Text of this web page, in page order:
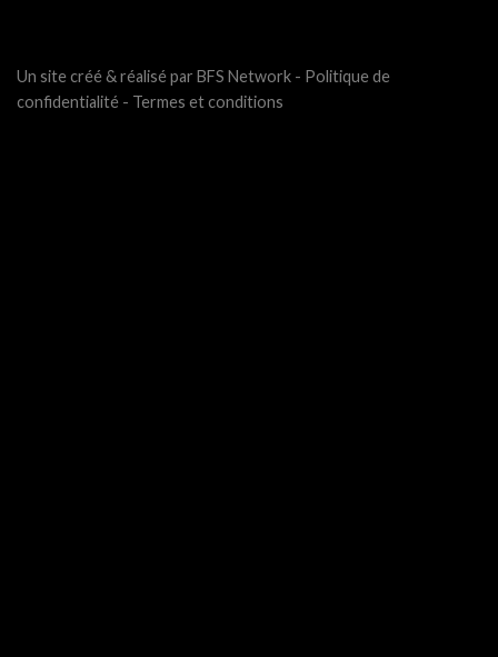
Un site créé & réalisé par BFS Network - Politique de
confidentialité - Termes et conditions